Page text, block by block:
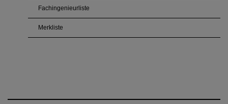
Fachingenieurliste
Merkliste